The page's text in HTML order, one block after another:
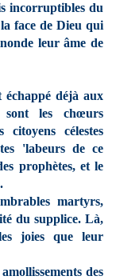
incorruptibles du
face de Dieu qui
leur âme de
déjà aux
sont les chœurs
célestes
'labeurs de ce
prophètes, et le
martyrs,
du supplice. Là,
joies que leur
des